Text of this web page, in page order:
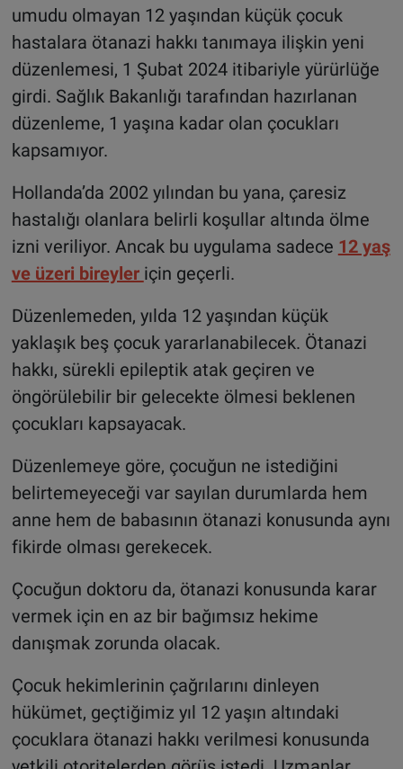
umudu olmayan 12 yaşından küçük çocuk
hastalara ötanazi hakkı tanımaya ilişkin yeni
düzenlemesi, 1 Şubat 2024 itibariyle yürürlüğe
girdi. Sağlık Bakanlığı tarafından hazırlanan
düzenleme, 1 yaşına kadar olan çocukları
kapsamıyor.
Hollanda’da 2002 yılından bu yana, çaresiz
hastalığı olanlara belirli koşullar altında ölme
izni veriliyor. Ancak bu uygulama sadece 12 yaş
ve üzeri bireyler için geçerli.
Düzenlemeden, yılda 12 yaşından küçük
yaklaşık beş çocuk yararlanabilecek. Ötanazi
hakkı, sürekli epileptik atak geçiren ve
öngörülebilir bir gelecekte ölmesi beklenen
çocukları kapsayacak.
Düzenlemeye göre, çocuğun ne istediğini
belirtemeyeceği var sayılan durumlarda hem
anne hem de babasının ötanazi konusunda aynı
fikirde olması gerekecek.
Çocuğun doktoru da, ötanazi konusunda karar
vermek için en az bir bağımsız hekime
danışmak zorunda olacak.
Çocuk hekimlerinin çağrılarını dinleyen
hükümet, geçtiğimiz yıl 12 yaşın altındaki
çocuklara ötanazi hakkı verilmesi konusunda